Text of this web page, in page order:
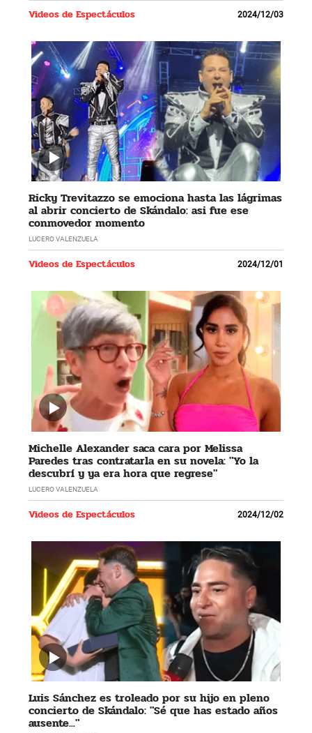
Videos de Espectáculos 2024/12/03
Ricky Trevitazzo se emociona hasta las lágrimas
al abrir concierto de Skándalo: asi fue ese
conmovedor momento
LUCERO VALENZUELA
Videos de Espectáculos 2024/12/01
Michelle Alexander saca cara por Melissa
Paredes tras contratarla en su novela: "Yo la
descubrí y ya era hora que regrese"
LUCERO VALENZUELA
Videos de Espectáculos 2024/12/02
Luis Sánchez es troleado por su hijo en pleno
concierto de Skándalo: "Sé que has estado años
ausente..."